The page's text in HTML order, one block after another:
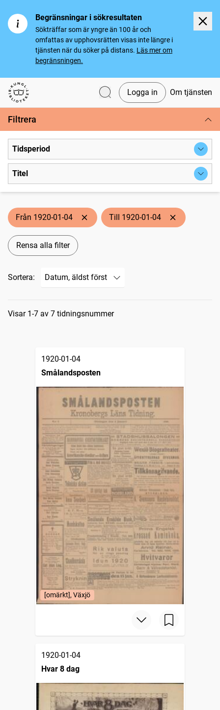
Begränsningar i sökresultaten
Sökträffar som är yngre än 100 år och
omfattas av upphovsrätten visas inte längre i
tjänsten när du söker på distans. Läs mer om
begränsningen.
Svenska tidningar
Logga in Om tjänsten
Filtrera
Tidsperiod
Titel
Från 1920-01-04 Till 1920-01-04
Rensa alla filter
Sortera:
Sökresultat
Visar 1-7 av 7 tidningsnummer
1920-01-04
Smålandsposten
[omärkt], Växjö
1920-01-04
Hvar 8 dag